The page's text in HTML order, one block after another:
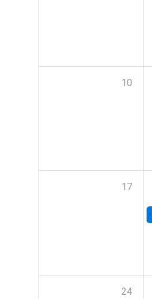
10
17
24